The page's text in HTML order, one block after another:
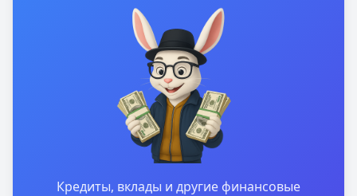
Кредиты, вклады и другие финансовые